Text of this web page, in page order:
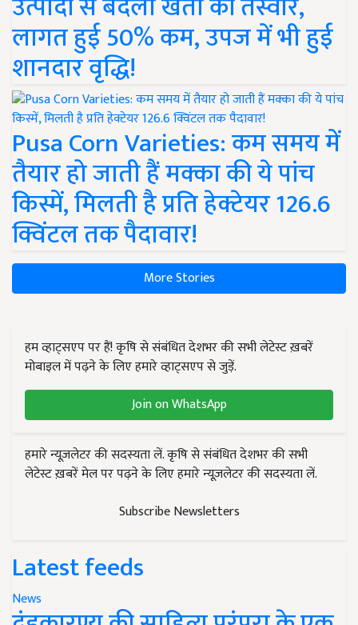
लागत हुई 50% कम, उपज में भी हुई
शानदार वृद्धि!
Pusa Corn Varieties: कम समय में
तैयार हो जाती हैं मक्का की ये पांच
किस्में, मिलती है प्रति हेक्टेयर 126.6
क्विंटल तक पैदावार!
More Stories
हम व्हाट्सएप पर हैं! कृषि से संबंधित देशभर की सभी लेटेस्ट ख़बरें
मोबाइल में पढ़ने के लिए हमारे व्हाट्सएप से जुड़ें.
Join on WhatsApp
हमारे न्यूज़लेटर की सदस्यता लें. कृषि से संबंधित देशभर की सभी
लेटेस्ट ख़बरें मेल पर पढ़ने के लिए हमारे न्यूज़लेटर की सदस्यता लें.
Subscribe Newsletters
Latest feeds
News